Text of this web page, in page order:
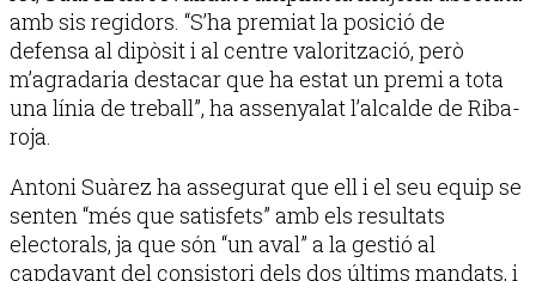
amb sis regidors. “S’ha premiat la posició de
defensa al dipòsit i al centre valorització, però
m’agradaria destacar que ha estat un premi a tota
una línia de treball”, ha assenyalat l’alcalde de Riba-
roja.
Antoni Suàrez ha assegurat que ell i el seu equip se
senten “més que satisfets” amb els resultats
electorals, ja que són “un aval” a la gestió al
capdavant del consistori dels dos últims mandats, i